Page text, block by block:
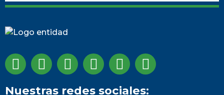
Nuestras redes sociales: